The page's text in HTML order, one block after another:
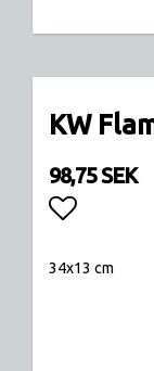
KW
98,75 SEK
34x13 cm